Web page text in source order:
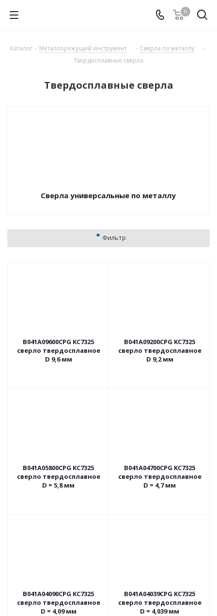
0
Каталог - Металлорежущий инструмент - Сверла по металлу
-
Твердосплавные сверла
Твердосплавные сверла
Сверла универсальные по металлу
Фильтр
B041A09600CPG KC7325
сверло твердосплавное
D 9,6 мм
B041A09200CPG KC7325
сверло твердосплавное
D 9,2 мм
B041A05800CPG KC7325
сверло твердосплавное
D = 5,8 мм
B041A04700CPG KC7325
сверло твердосплавное
D = 4,7 мм
B041A04090CPG KC7325
сверло твердосплавное
D = 4,09 мм
B041A04039CPG KC7325
сверло твердосплавное
D = 4,039 мм